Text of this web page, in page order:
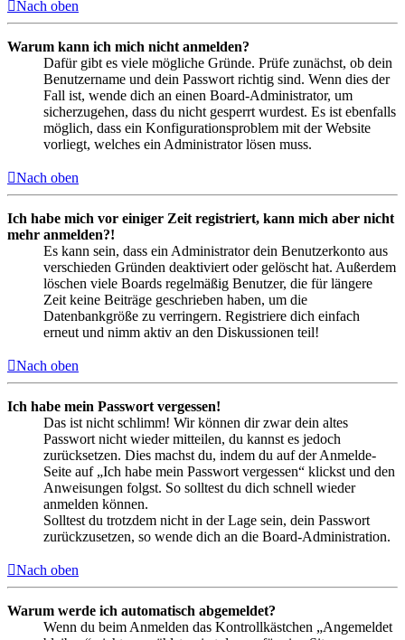
Nach oben
Warum kann ich mich nicht anmelden?
Dafür gibt es viele mögliche Gründe. Prüfe zunächst, ob dein
Benutzername und dein Passwort richtig sind. Wenn dies der
Fall ist, wende dich an einen Board-Administrator, um
sicherzugehen, dass du nicht gesperrt wurdest. Es ist ebenfalls
möglich, dass ein Konfigurationsproblem mit der Website
vorliegt, welches ein Administrator lösen muss.
Nach oben
Ich habe mich vor einiger Zeit registriert, kann mich aber nicht
mehr anmelden?!
Es kann sein, dass ein Administrator dein Benutzerkonto aus
verschieden Gründen deaktiviert oder gelöscht hat. Außerdem
löschen viele Boards regelmäßig Benutzer, die für längere
Zeit keine Beiträge geschrieben haben, um die
Datenbankgröße zu verringern. Registriere dich einfach
erneut und nimm aktiv an den Diskussionen teil!
Nach oben
Ich habe mein Passwort vergessen!
Das ist nicht schlimm! Wir können dir zwar dein altes
Passwort nicht wieder mitteilen, du kannst es jedoch
zurücksetzen. Dies machst du, indem du auf der Anmelde-
Seite auf „Ich habe mein Passwort vergessen“ klickst und den
Anweisungen folgst. So solltest du dich schnell wieder
anmelden können.
Solltest du trotzdem nicht in der Lage sein, dein Passwort
zurückzusetzen, so wende dich an die Board-Administration.
Nach oben
Warum werde ich automatisch abgemeldet?
Wenn du beim Anmelden das Kontrollkästchen „Angemeldet